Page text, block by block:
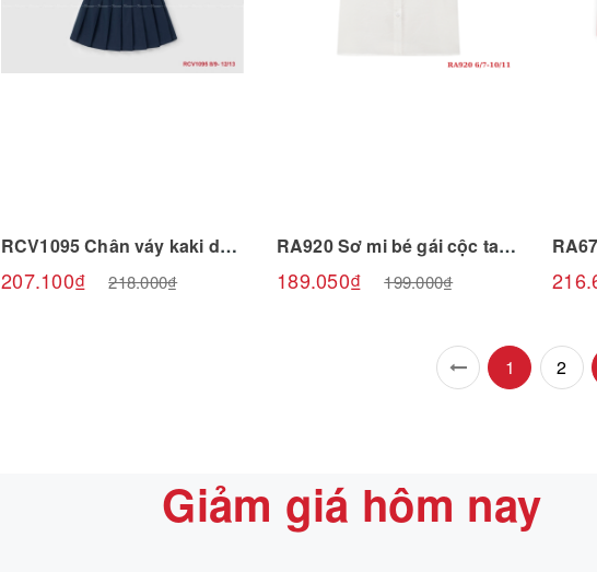
Chọn sản phẩm RCV1095 Chân váy kaki dập ly 8/9-12/13 R5 Riomio
207.100₫ 218.000₫
Chọn sản phẩm RA920 Sơ mi bé gái cộc tay cổ ren Milky 6/7-10/11 R5 Riomio
189.050₫ 199.000₫
1 2
Giảm giá hôm nay